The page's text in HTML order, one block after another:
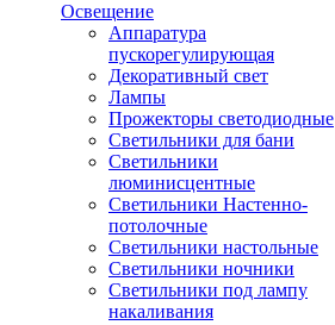
Освещение
Аппаратура
пускорегулирующая
Декоративный свет
Лампы
Прожекторы светодиодные
Светильники для бани
Светильники
люминисцентные
Светильники Настенно-
потолочные
Светильники настольные
Светильники ночники
Светильники под лампу
накаливания